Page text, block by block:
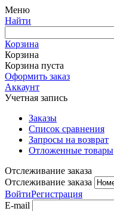
Меню
Найти
Корзина
Корзина
Корзина пуста
Оформить заказ
Аккаунт
Учетная запись
Заказы
Список сравнения
Запросы на возврат
Отложенные товары
Отслеживание заказа
Отслеживание заказа
ВойтиРегистрация
E-mail